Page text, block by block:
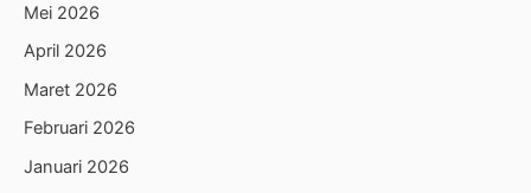
Mei 2026
April 2026
Maret 2026
Februari 2026
Januari 2026